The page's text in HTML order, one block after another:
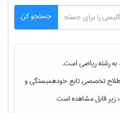
جستجو کن
رشتهرياضیاست.
تخصصیتابع خودهمبستگیو
زیر قابل مشاهده است